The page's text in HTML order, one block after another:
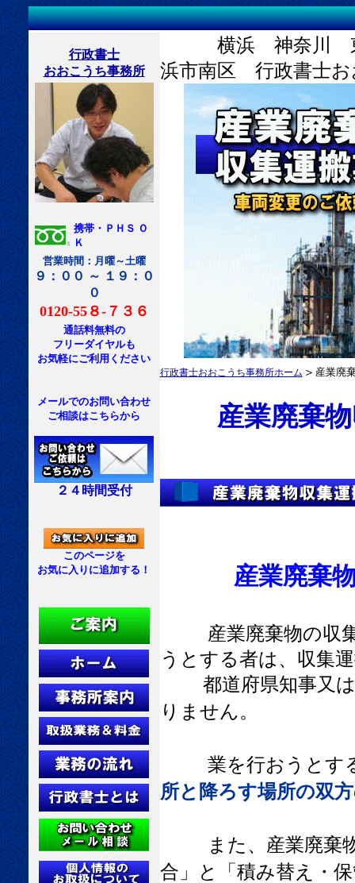
行政書士
おおこうち事務所
携帯・ＰＨＳ Ｏ
Ｋ
営業時間：月曜～土曜
９：００ ～ １９：０
０
0120-55８-７３６
通話料無料の
フリーダイヤルも
お気軽にご利用ください
メールでのお問い合わせ
ご相談はこちらから
２４時間受付
このページを
お気に入りに追加する！
横浜 神奈川 東京
浜市南区 行政書士
行政書士おおこうち事務所ホーム ＞ 産業廃
産業廃棄
産業廃棄物
産業廃棄物の収
うとする者は、収集
都道府県知事又は
りません。
業を行おうとす
所と降ろす場所の双
また、産業廃棄
合」と「積み替え・